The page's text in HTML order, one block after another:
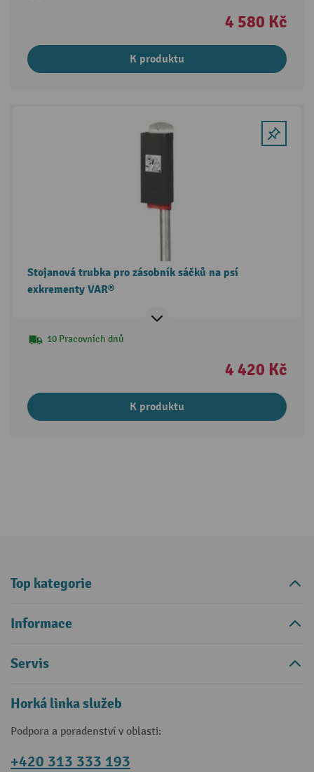
4 580 Kč
K produktu
Stojanová trubka pro zásobník sáčků na psí
exkrementy VAR®
10 Pracovních dnů
4 420 Kč
K produktu
Top kategorie
Informace
Servis
Horká linka služeb
Podpora a poradenství v oblasti:
+420 313 333 193